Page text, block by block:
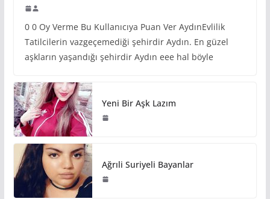
0 0 Oy Verme Bu Kullanıcıya Puan Ver AydınEvlilik
Tatilcilerin vazgeçemediği şehirdir Aydın. En güzel
aşkların yaşandığı şehirdir Aydın eee hal böyle
Yeni Bir Aşk Lazım
Ağrıli Suriyeli Bayanlar